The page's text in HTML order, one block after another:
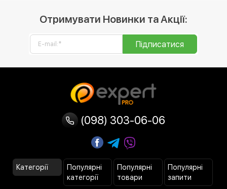
Отримувати Новинки та Акції:
Підписатися
(098) 303-06-06
Категорії
Популярні
категорії
Популярні
товари
Популярні
запити